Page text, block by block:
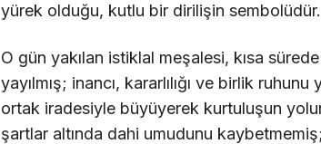
yürek olduğu, kutlu bir dirilişin sembolüdür.
O gün yakılan istiklal meşalesi, kısa
yayılmış; inancı, kararlılığı ve birlik
ortak iradesiyle büyüyerek kurtuluşun
şartlar altında dahi umudunu